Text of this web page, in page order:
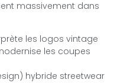
massivement dans
les logos vintage
les coupes
hybride streetwear